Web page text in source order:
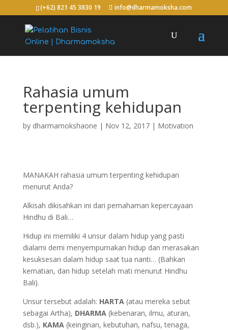
(+62) 821 45 3830 19 info@dharmamoksha.com
Rahasia umum
terpenting kehidupan
by dharmamokshaone | Nov 12, 2017| Motivation
MANAKAH rahasia umum terpenting kehidupan
menurut Anda?
Alkisah dikisahkan ini dari pemahaman kepercayaan
Hindhu di Bali…
Hidup ini memiliki 4 unsur dalam hidup yang pasti
dialami demi menyempurnakan hidup dan merasakan
kesuksesan dalam hidup saat tua nanti… (Bahkan
kematian, dan hidup setelah mati menurut Hindhu
Bali).
Unsur tersebut adalah: HARTA(atau mereka sebut
sebagai Artha), DHARMA(kebenaran, ilmu, aturan,
dsb.), KAMA(keinginan, kebutuhan, nafsu, tenaga,